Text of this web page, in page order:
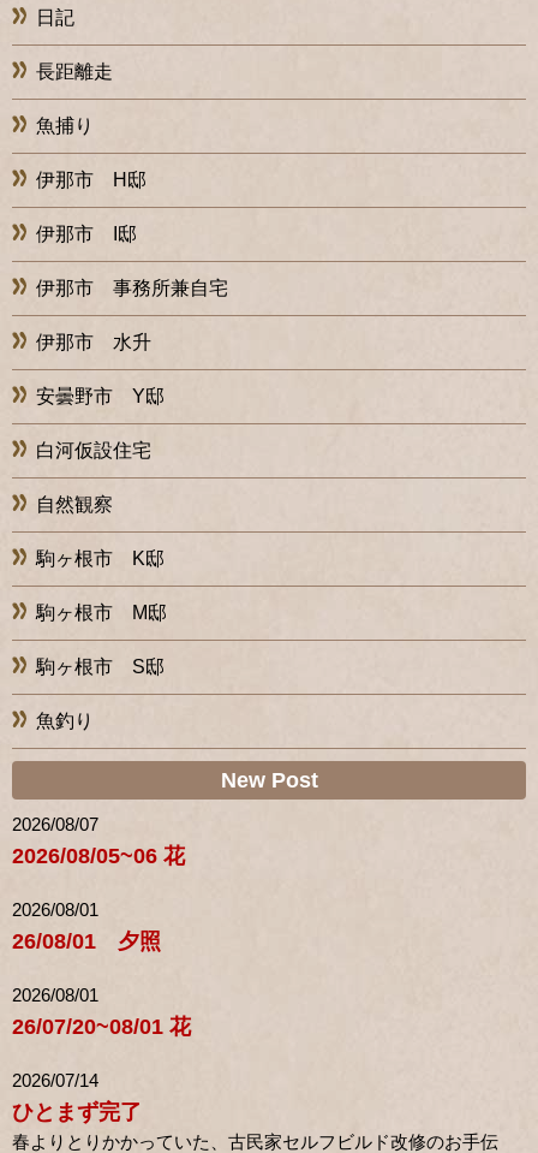
日記
長距離走
魚捕り
伊那市 H邸
伊那市 I邸
伊那市 事務所兼自宅
伊那市 水升
安曇野市 Y邸
白河仮設住宅
自然観察
駒ヶ根市 K邸
駒ヶ根市 M邸
駒ヶ根市 S邸
魚釣り
New Post
2026/08/07
2026/08/05~06 花
2026/08/01
26/08/01 夕照
2026/08/01
26/07/20~08/01 花
2026/07/14
ひとまず完了
春よりとりかかっていた、古民家セルフビルド改修のお手伝